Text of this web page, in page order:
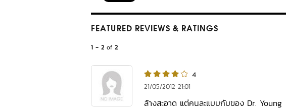
FEATURED REVIEWS & RATINGS
1 - 2 of 2
4
21/05/2012 21:01
ล้างสะอาด แต่คนละแบบกับของ Dr. Young